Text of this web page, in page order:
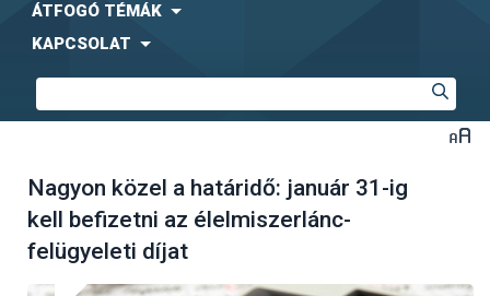
ÁTFOGÓ TÉMÁK
KAPCSOLAT
Nagyon közel a határidő: január 31-ig
kell befizetni az élelmiszerlánc-
felügyeleti díjat